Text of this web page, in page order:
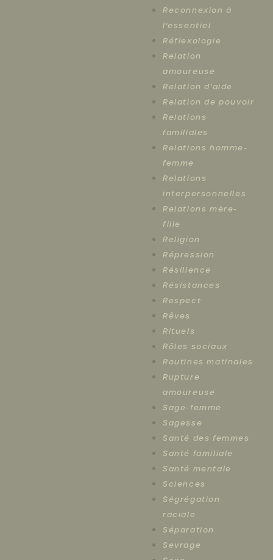
Reconnexion à
l'essentiel
Réflexologie
Relation
amoureuse
Relation d'aide
Relation de pouvoir
Relations
familiales
Relations homme-
femme
Relations
interpersonnelles
Relations mère-
fille
Religion
Répression
Résilience
Résistances
Respect
Rêves
Rituels
Rôles sociaux
Routines matinales
Rupture
amoureuse
Sage-femme
Sagesse
Santé des femmes
Santé familiale
Santé mentale
Sciences
Ségrégation
raciale
Séparation
Sevrage